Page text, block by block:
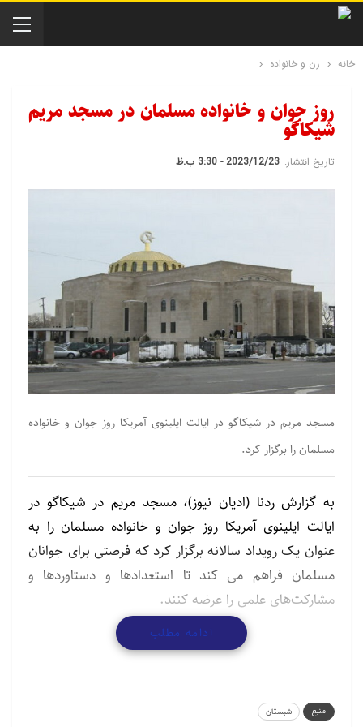
خانه زن و خانواده
روز جوان و خانواده مسلمان در مسجد مریم
شیکاگو
تاریخ انتشار: 2023/12/23 - 3:30 ب.ظ
مسجد مریم در شیکاگو در ایالت ایلینوی آمریکا روز جوان و خانواده
مسلمان را برگزار کرد.
به گزارش ردنا (ادیان نیوز)، مسجد مریم در شیکاگو در
ایالت ایلینوی آمریکا روز جوان و خانواده مسلمان را به
عنوان یک رویداد سالانه برگزار کرد که فرصتی برای جوانان
مسلمان فراهم می کند تا استعدادها و دستاوردها و
مشارکت‌های علمی را عرضه کنند.
برپایی تعدادی کارگاه و برنامه‌های آموزشی ، علاوه بر
ضیافت غذا و برخی سرگرمی‎هاست. این روز فرصتی برای
بین یکدیگر است.
ادامه مطلب
منبع
شبستان